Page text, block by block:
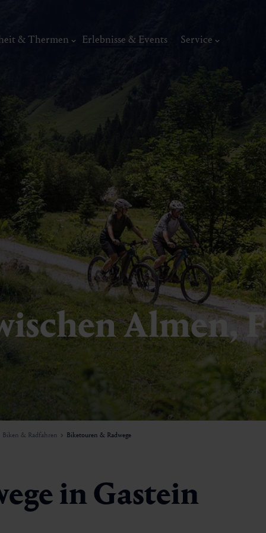
& Thermen Erlebnisse & Events
Aktivitäten
Golfen
Biken & Radfahren
Weitere Aktivitäten
Schlechtwetter-Aktivitäten
Biketouren &
Genussbiken
Geführte
Bikeverleih
Service
Wellness & Entspannung
Kunst,
Almen,
Biken & Radfahren Biketouren & Radwege
in Gastein